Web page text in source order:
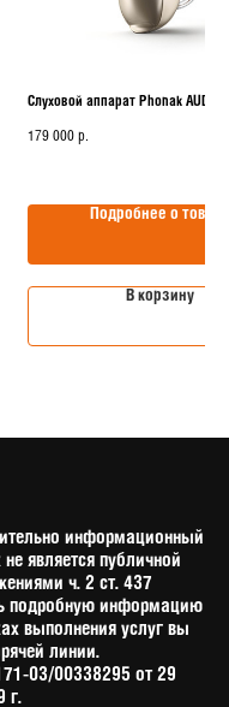
Слуховой аппарат Phonak
179 000 р.
Подробнее о товаре
В корзину
информационный
является публичной
ч. 2 ст. 437
подробную информацию
выполнения услуг вы
линии.
03/00338295 от 29
г.